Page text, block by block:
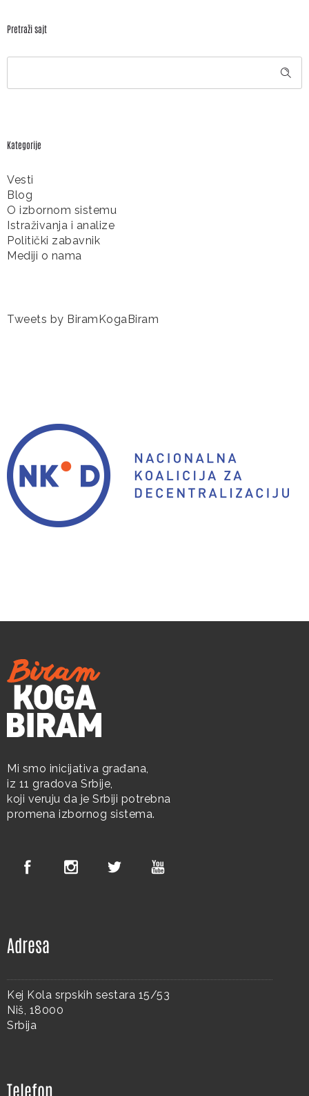
Pretraži sajt
Kategorije
Vesti
Blog
O izbornom sistemu
Istraživanja i analize
Politički zabavnik
Mediji o nama
Tweets by BiramKogaBiram
Mi smo inicijativa građana,
iz 11 gradova Srbije,
koji veruju da je Srbiji potrebna
promena izbornog sistema.
Adresa
Kej Kola srpskih sestara 15/53
Niš, 18000
Srbija
Telefon